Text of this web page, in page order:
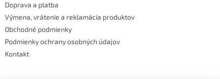
Doprava a platba
Výmena, vrátenie a reklamácia produktov
Obchodné podmienky
Podmienky ochrany osobných údajov
Kontakt